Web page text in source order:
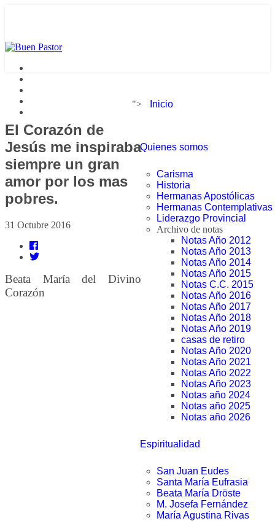
"> Inicio
Quienes somos
Carisma
Historia
Hermanas Apostólicas
Hermanas Contemplativas
Liderazgo Provincial
Archivo de notas
Notas Año 2012
Notas Año 2013
Notas Año 2014
Notas Año 2015
Notas C.C. 2015
Notas Año 2016
Notas Año 2017
Notas Año 2018
Notas Año 2019
casas de retiro
Notas Año 2020
Notas Año 2021
Notas Año 2022
Notas Año 2023
Notas año 2024
Notas año 2025
Notas año 2026
Espiritualidad
San Juan Eudes
Santa María Eufrasia
Beata María Dröste
M. Josefa Fernández
María Agustina Rivas
El Corazón de
Jesús me inspiraba
siempre un gran
amor por los mas
pobres.
31 Octubre 2016
Beata María del Divino
Corazón